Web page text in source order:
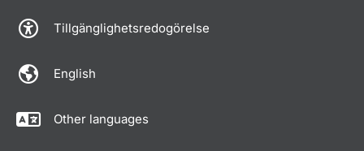
Tillgänglighetsredogörelse
English
Other languages